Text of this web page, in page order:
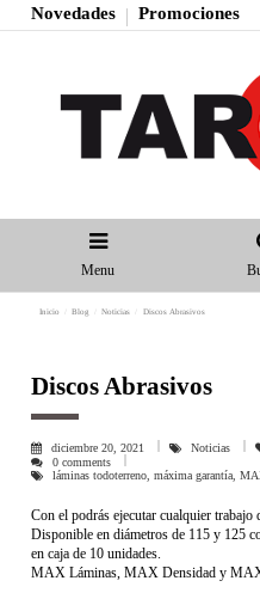
Novedades Promociones
Menu
Inicio Blog Noticias Discos Abrasivos
Discos Abrasivos
diciembre 20, 2021 Noticias
0 comments
láminas todoterreno, máxima garantía,
Con el podrás ejecutar cualquier trabajo
Disponible en diámetros de 115 y 125
en caja de 10 unidades.
MAX Láminas, MAX Densidad y